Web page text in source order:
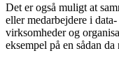
Det er også muligt at
eller medarbejdere i
virksomheder og
eksempel på en sådan da